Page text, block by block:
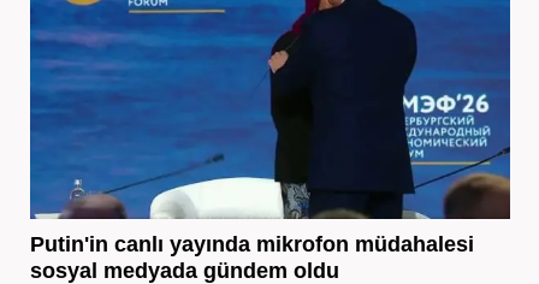
Putin'in canlı yayında mikrofon müdahalesi
sosyal medyada gündem oldu